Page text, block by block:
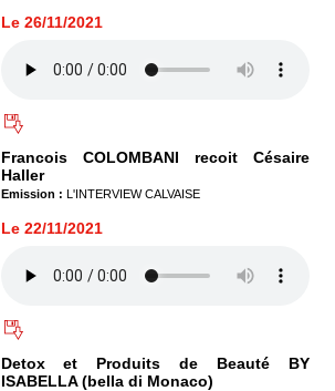
Le 26/11/2021
Francois COLOMBANI recoit Césaire
Haller
Emission : L'INTERVIEW CALVAISE
Le 22/11/2021
Detox et Produits de Beauté BY
ISABELLA (bella di Monaco)